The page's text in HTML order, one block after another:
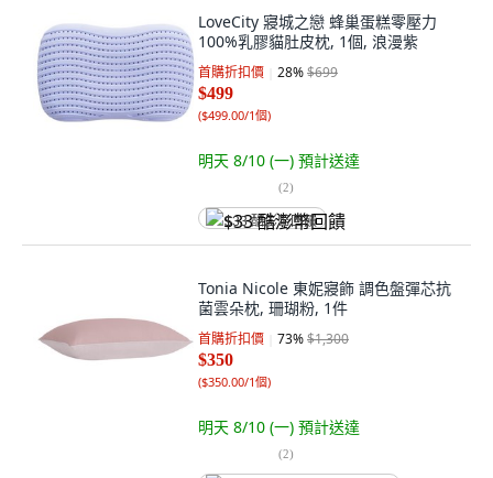
LoveCity 寢城之戀 蜂巢蛋糕零壓力
100%乳膠貓肚皮枕, 1個, 浪漫紫
首購折扣價 28%$699
$499
($499.00/1個)
明天 8/10 (一) 預計送達
(2)
$33 酷澎幣回饋
Tonia Nicole 東妮寢飾 調色盤彈芯抗
菌雲朵枕, 珊瑚粉, 1件
首購折扣價 73%$1,300
$350
($350.00/1個)
明天 8/10 (一) 預計送達
(2)